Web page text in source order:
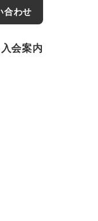
入会案内
合わせ